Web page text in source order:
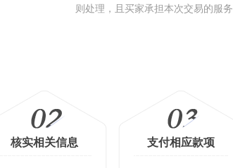
则处理，且买家承担本次交易的服
核实相关信息 支付相应款项